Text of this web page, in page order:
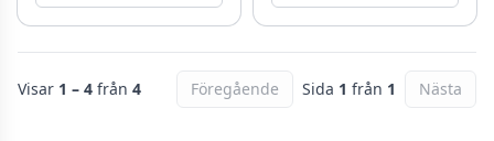
Visar 1 – 4 från 4 Föregående Sida 1 från 1 Nästa